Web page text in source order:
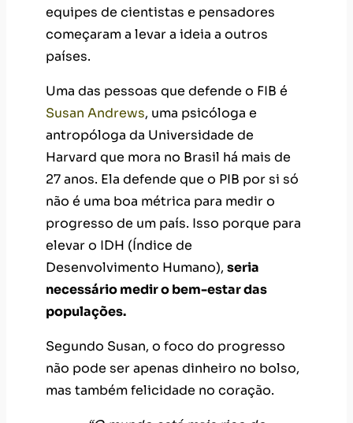
equipes de cientistas e pensadores
começaram a levar a ideia a outros
países.
Uma das pessoas que defende o FIB é
Susan Andrews, uma psicóloga e
antropóloga da Universidade de
Harvard que mora no Brasil há mais de
27 anos. Ela defende que o PIB por si só
não é uma boa métrica para medir o
progresso de um país. Isso porque para
elevar o IDH (Índice de
Desenvolvimento Humano), seria
necessário medir o bem-estar das
populações.
Segundo Susan, o foco do progresso
não pode ser apenas dinheiro no bolso,
mas também felicidade no coração.